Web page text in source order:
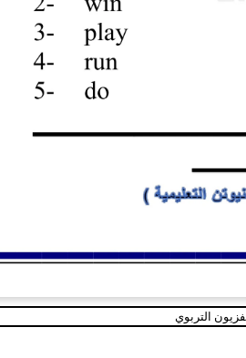
التربوي